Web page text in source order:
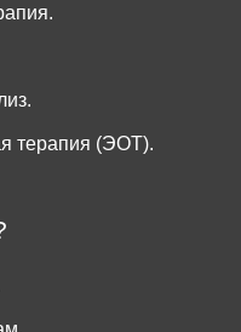
терапия (ЭОТ).